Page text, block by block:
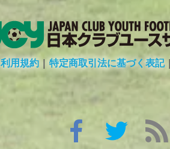
利用規約 | 特定商取引法に基づく表記